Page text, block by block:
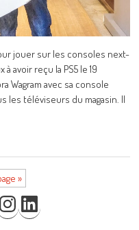
jouer sur les consoles next-
avoir reçu la PS5 le 19
Wagram avec sa console
les téléviseurs du magasin. Il
»
FACEBOOKINSTAGRAM